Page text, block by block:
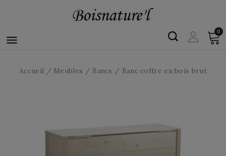

0
Accueil Meubles Bancs Banc coffre en bois brut